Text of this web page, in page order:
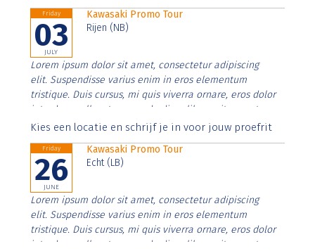
Friday
03
JULY
Kawasaki Promo Tour
Rijen (NB)
Lorem ipsum dolor sit amet, consectetur adipiscing
elit. Suspendisse varius enim in eros elementum
tristique. Duis cursus, mi quis viverra ornare, eros dolor
interdum nulla, ut commodo diam libero vitae erat.
Aenean faucibus nibh et justo cursus id rutrum lorem
Kies een locatie en schrijf je in voor jouw proefrit
Friday
26
JUNE
Kawasaki Promo Tour
Echt (LB)
Lorem ipsum dolor sit amet, consectetur adipiscing
elit. Suspendisse varius enim in eros elementum
tristique. Duis cursus, mi quis viverra ornare, eros dolor
interdum nulla, ut commodo diam libero vitae erat.